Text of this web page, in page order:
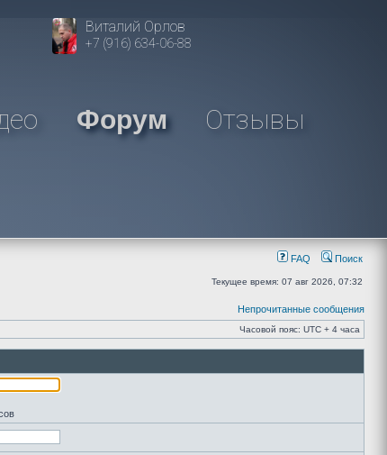
Виталий Орлов
+7 (916) 634-06-88
Форум Отзывы
FAQ Поиск
Текущее время: 07 авг 2026, 07:32
Непрочитанные сообщения
Часовой пояс: UTC + 4 часа